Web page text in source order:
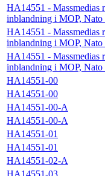
HA14551 - Massmedias
inblandning i MOP, Nato
HA14551 - Massmedias
inblandning i MOP, Nato
HA14551 - Massmedias
inblandning i MOP, Nato
HA14551-00
HA14551-00
HA14551-00-A
HA14551-00-A
HA14551-01
HA14551-01
HA14551-02-A
HA14551-03